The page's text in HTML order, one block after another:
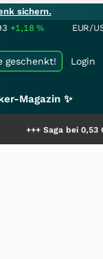
sichern.
+1,18% EUR/
Login
geschenkt!
Magazin ✨
Saga bei 0,53 CAD: